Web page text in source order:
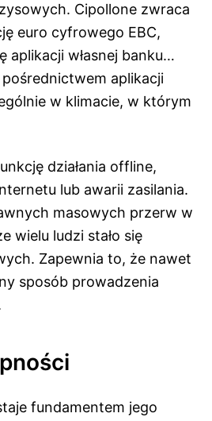
Cipollone zwraca
euro cyfrowego EBC,
aplikacji własnej banku…
aplikacji
w klimacie, w którym
działania offline,
lub awarii zasilania.
masowych przerw w
wielu ludzi stało się
Zapewnia to, że nawet
sposób prowadzenia
fundamentem jego